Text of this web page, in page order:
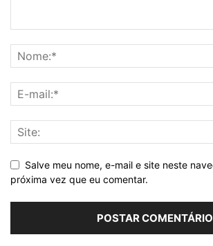
Salve meu nome, e-mail e site neste
próxima vez que eu comentar.